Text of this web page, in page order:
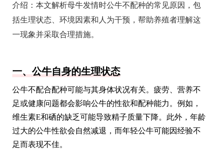
介绍： 本文解析母牛发情时公牛不配种的常见原因，包
括生理状态、环境因素和人为干预，帮助养殖者理解这
一现象并采取合理措施。
一、公牛自身的生理状态
公牛不配合配种可能与其身体状况有关。疲劳、营养不
足或健康问题都会影响公牛的性欲和配种能力。例如，
维生素E和硒的缺乏可能导致精子质量下降。此外，年龄
过大的公牛性欲会自然减退，而年轻公牛可能因经验不
足而表现不佳。